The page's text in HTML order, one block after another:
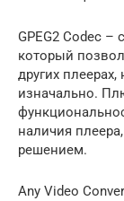
GPEG2 Codec –
который
других
изначально.
наличия
решением.
Any Video